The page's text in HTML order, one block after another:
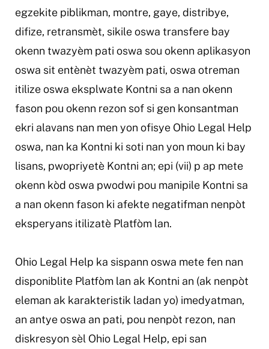
egzekite piblikman, montre, gaye, distribye,
difize, retransmèt, sikile oswa transfere bay
okenn twazyèm pati oswa sou okenn aplikasyon
oswa sit entènèt twazyèm pati, oswa otreman
itilize oswa eksplwate Kontni sa a nan okenn
fason pou okenn rezon sof si gen konsantman
ekri alavans nan men yon ofisye Ohio Legal Help
oswa, nan ka Kontni ki soti nan yon moun ki bay
lisans, pwopriyetè Kontni an; epi (vii) p ap mete
okenn kòd oswa pwodwi pou manipile Kontni sa
a nan okenn fason ki afekte negatifman nenpòt
eksperyans itilizatè Platfòm lan.
Ohio Legal Help ka sispann oswa mete fen nan
disponiblite Platfòm lan ak Kontni an (ak nenpòt
eleman ak karakteristik ladan yo) imedyatman,
an antye oswa an pati, pou nenpòt rezon, nan
diskresyon sèl Ohio Legal Help, epi san